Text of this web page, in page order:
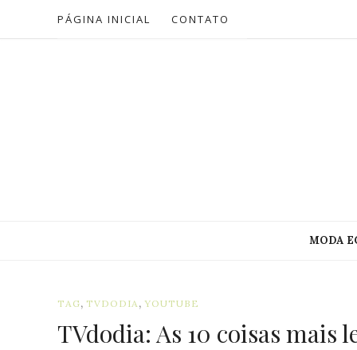
PÁGINA INICIAL CONTATO
MODA
TAG, TVDODIA, YOUTUBE
TVdodia: As 10 coisas mais